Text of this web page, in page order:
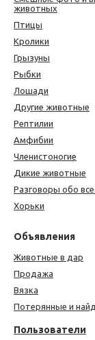
животных
Птицы
Кролики
Грызуны
Рыбки
Лошади
Другие животные
Рептилии
Амфибии
Членистоногие
Дикие животные
Разговоры обо
Хорьки
Объявления
Животные в дар
Продажа
Вязка
Потерянные и
Пользователи